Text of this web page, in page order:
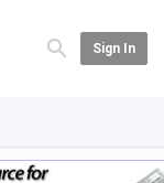
Sign In